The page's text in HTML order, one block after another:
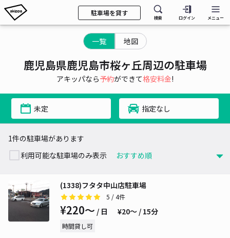
駐車場を貸す
検索 ログイン メニュー
一覧 地図
鹿児島県鹿児島市桜ヶ丘周辺の駐車場
アキッパなら予約ができて格安料金!
未定 指定なし
1件の駐車場があります
利用可能な駐車場のみ表示
(1338)フタタ中山店駐車場
5 / 4件
¥220〜 / 日 ¥20〜 / 15分
時間貸し可